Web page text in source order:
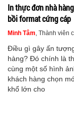
In thực đơn nhà
bồi format cứng cáp
Minh Tâm, Thành viên
Điều gì gây ấn
hàng? Đó chính là
cùng một số hình
khách hàng chọn
khổ lớn cho